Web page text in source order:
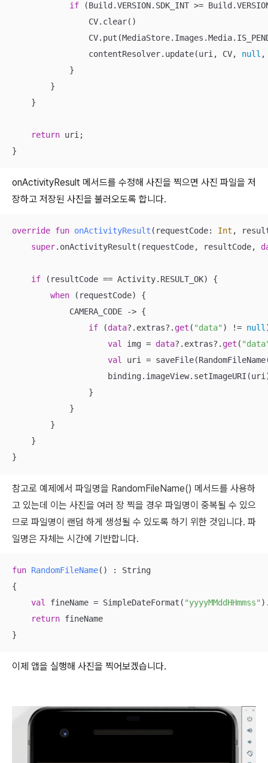
if (Build.VERSION.SDK_INT >=
                CV.clear()
                contentResolver.update(uri, CV,
null
            }
        }
    }
return uri;
}
onActivityResult 메서드를 수정해 사진을 찍으면 사진 파일을 저
장하고 저장된 사진을 불러오도록 합니다.
override fun onActivityResult (requestCode: Int ,
super.onActivityResult(requestCode, resultCode,
if (resultCode == Activity.RESULT_OK) {
when (requestCode) {
            CAMERA_CODE -> {
if (data?.extras?. get ( "data" ) != null
val
img = data?.extras?. get (
val
uri =
                }
            }
        }
    }
}
참고로 예제에서 파일명을 RandomFileName() 메서드를 사용하
고 있는데 이는 사진을 여러 장 찍을 경우 파일명이 중복될 수 있으
므로 파일명이 랜덤 하게 생성될 수 있도록 하기 위한 것입니다. 파
일명은 자체는 시간에 기반합니다.
fun RandomFileName()
: String
{
val
fineName = SimpleDateFormat( "yyyyMMddHHmmss"
return fineName
}
이제 앱을 실행해 사진을 찍어보겠습니다.